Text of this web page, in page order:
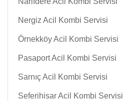
Nergiz Acil Kombi Servisi
Örnekköy Acil Kombi Servisi
Pasaport Acil Kombi Servisi
Sarnıç Acil Kombi Servisi
Seferihisar Acil Kombi Servisi